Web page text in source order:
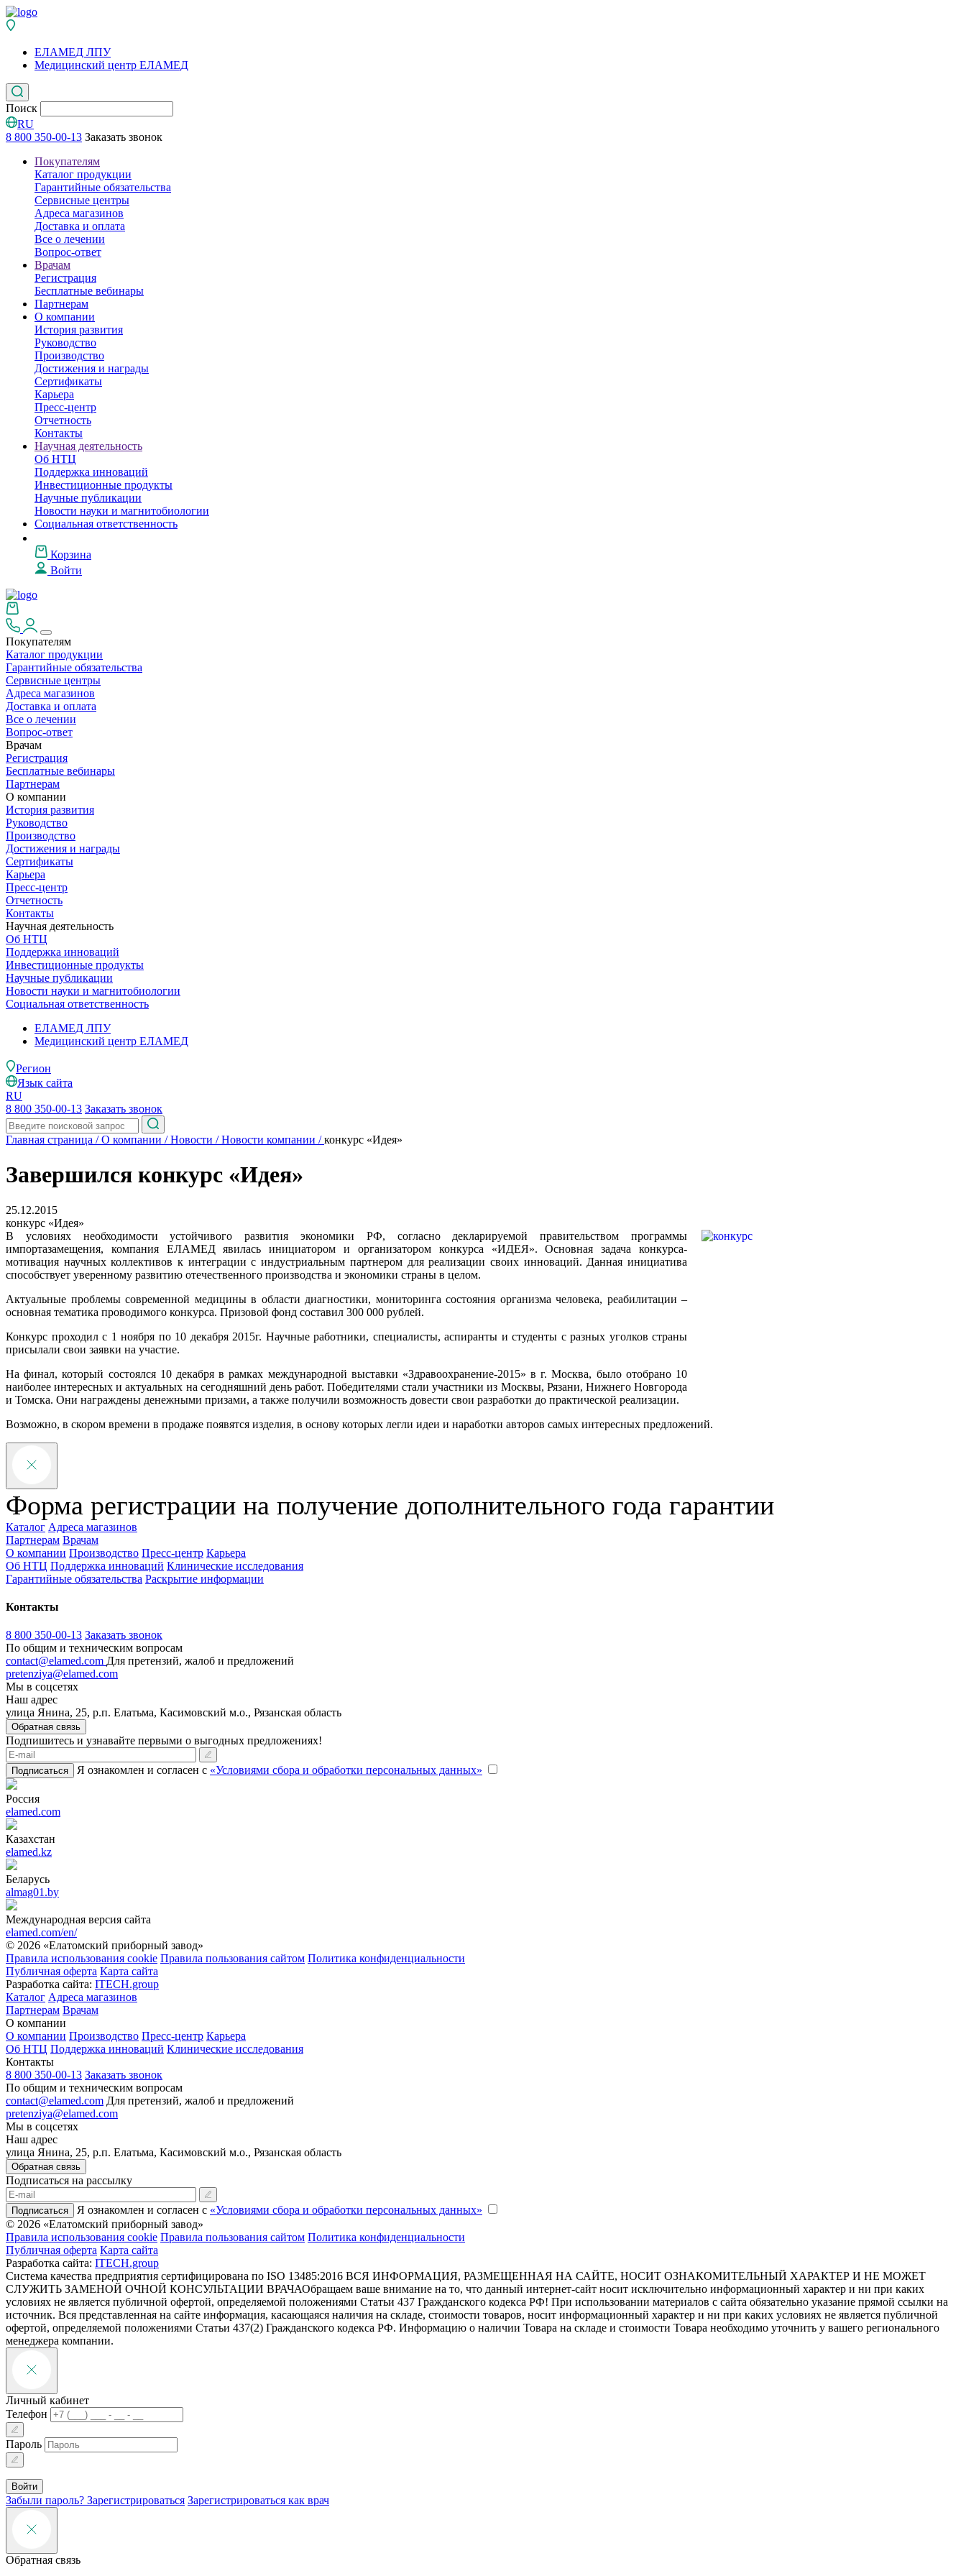
ЕЛАМЕД ЛПУ
Медицинский центр ЕЛАМЕД
Поиск
RU
8 800 350-00-13 Заказать звонок
Покупателям
Каталог продукции
Гарантийные обязательства
Сервисные центры
Адреса магазинов
Доставка и оплата
Все о лечении
Вопрос-ответ
Врачам
Регистрация
Бесплатные вебинары
Партнерам
О компании
История развития
Руководство
Производство
Достижения и награды
Сертификаты
Карьера
Пресс-центр
Отчетность
Контакты
Научная деятельность
Об НТЦ
Поддержка инноваций
Инвестиционные продукты
Научные публикации
Новости науки и магнитобиологии
Социальная ответственность
Корзина
Войти
Покупателям
Каталог продукции
Гарантийные обязательства
Сервисные центры
Адреса магазинов
Доставка и оплата
Все о лечении
Вопрос-ответ
Врачам
Регистрация
Бесплатные вебинары
Партнерам
О компании
История развития
Руководство
Производство
Достижения и награды
Сертификаты
Карьера
Пресс-центр
Отчетность
Контакты
Научная деятельность
Об НТЦ
Поддержка инноваций
Инвестиционные продукты
Научные публикации
Новости науки и магнитобиологии
Социальная ответственность
ЕЛАМЕД ЛПУ
Медицинский центр ЕЛАМЕД
Регион
Язык сайта
RU
8 800 350-00-13 Заказать звонок
Главная страница /О компании /Новости /Новости компании /конкурс «Идея»
Завершился конкурс «Идея»
25.12.2015
конкурс «Идея»
В условиях необходимости устойчивого развития экономики РФ, согласно декларируемой правительством программы
импортазамещения, компания ЕЛАМЕД явилась инициатором и организатором конкурса «ИДЕЯ». Основная задача конкурса-
мотивация научных коллективов к интеграции с индустриальным партнером для реализации своих инноваций. Данная инициатива
способствует уверенному развитию отечественного производства и экономики страны в целом.
Актуальные проблемы современной медицины в области диагностики, мониторинга состояния организма человека, реабилитации –
основная тематика проводимого конкурса. Призовой фонд составил 300 000 рублей.
Конкурс проходил с 1 ноября по 10 декабря 2015г. Научные работники, специалисты, аспиранты и студенты с разных уголков страны
присылали свои заявки на участие.
На финал, который состоялся 10 декабря в рамках международной выставки «Здравоохранение-2015» в г. Москва, было отобрано 10
наиболее интересных и актуальных на сегодняшний день работ. Победителями стали участники из Москвы, Рязани, Нижнего Новгорода
и Томска. Они награждены денежными призами, а также получили возможность довести свои разработки до практической реализации.
Возможно, в скором времени в продаже появятся изделия, в основу которых легли идеи и наработки авторов самых интересных предложений.
Форма регистрации на получение дополнительного года гарантии
Каталог Адреса магазинов
Партнерам Врачам
О компании Производство Пресс-центр Карьера
Об НТЦ Поддержка инноваций Клинические исследования
Гарантийные обязательства Раскрытие информации
Контакты
8 800 350-00-13 Заказать звонок
По общим и техническим вопросам
contact@elamed.com Для претензий, жалоб и предложений
pretenziya@elamed.com
Мы в соцсетях
Наш адрес
улица Янина, 25, р.п. Елатьма, Касимовский м.о., Рязанская область
Обратная связь
Подпишитесь и узнавайте первыми о выгодных предложениях!
Подписаться Я ознакомлен и согласен с «Условиями сбора и обработки персональных данных»
Россия
elamed.com
Казахстан
elamed.kz
Беларусь
almag01.by
Международная версия сайта
elamed.com/en/
© 2026 «Елатомский приборный завод»
Правила использования cookie Правила пользования сайтом Политика конфиденциальности
Публичная оферта Карта сайта
Разработка сайта: ITECH.group
Каталог Адреса магазинов
Партнерам Врачам
О компании
О компании Производство Пресс-центр Карьера
Об НТЦ Поддержка инноваций Клинические исследования
Контакты
8 800 350-00-13 Заказать звонок
По общим и техническим вопросам
contact@elamed.com Для претензий, жалоб и предложений
pretenziya@elamed.com
Мы в соцсетях
Наш адрес
улица Янина, 25, р.п. Елатьма, Касимовский м.о., Рязанская область
Обратная связь
Подписаться на рассылку
Подписаться Я ознакомлен и согласен с «Условиями сбора и обработки персональных данных»
© 2026 «Елатомский приборный завод»
Правила использования cookie Правила пользования сайтом Политика конфиденциальности
Публичная оферта Карта сайта
Разработка сайта: ITECH.group
Система качества предприятия сертифицирована по ISO 13485:2016 ВСЯ ИНФОРМАЦИЯ, РАЗМЕЩЕННАЯ НА САЙТЕ, НОСИТ ОЗНАКОМИТЕЛЬНЫЙ ХАРАКТЕР И НЕ МОЖЕТ
СЛУЖИТЬ ЗАМЕНОЙ ОЧНОЙ КОНСУЛЬТАЦИИ ВРАЧАОбращаем ваше внимание на то, что данный интернет-сайт носит исключительно информационный характер и ни при каких
условиях не является публичной офертой, определяемой положениями Статьи 437 Гражданского кодекса РФ! При использовании материалов с сайта обязательно указание прямой ссылки на
источник. Вся представленная на сайте информация, касающаяся наличия на складе, стоимости товаров, носит информационный характер и ни при каких условиях не является публичной
офертой, определяемой положениями Статьи 437(2) Гражданского кодекса РФ. Информацию о наличии Товара на складе и стоимости Товара необходимо уточнить у вашего регионального
менеджера компании.
Личный кабинет
Телефон
Пароль
Войти
Забыли пароль? Зарегистрироваться Зарегистрироваться как врач
Обратная связь